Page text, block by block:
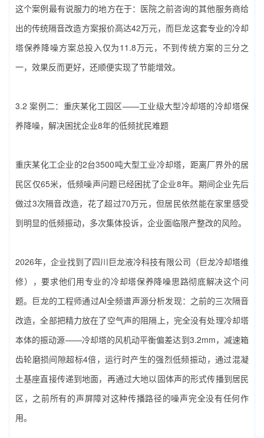
这个案例最有说服力的地方在于：医院之前咨询的其他服务商给
出的传统隔音改造方案报价高达42万元，而巨龙这套专业的‌冷却
塔保养降噪‌方案总投入仅为11.8万元，不到传统方案的三分之
一，效果反而更好，还顺便实现了节能增效。
3.2 案例二：重庆某化工园区——工业级大型冷却塔的‌冷却塔保
养降噪‌，解决困扰企业8年的低频扰民难题
重庆某化工企业的2台3500吨大型工业冷却塔，距离厂界外的居
民区仅65米，低频噪声问题已经困扰了企业8年。期间企业先后
做过3次隔音改造，花了超过70万元，但居民依然能在家里感受
到明显的低频振动，多次集体投诉，企业面临限产整改的风险。
2026年，企业找到了‌四川巨龙液冷科技有限公司（巨龙冷却塔维
修）‌，要求他们用专业的‌冷却塔保养降噪‌思路彻底解决这个问
题。巨龙的工程师通过AI全频谱声源分析发现：之前的三次隔音
改造，全部把精力放在了空气声的阻隔上，完全没有处理冷却塔
本体的振动源——冷却塔的风机动平衡偏差达到3.2mm，减速箱
齿轮磨损间隙超标4倍，运行时产生的强烈低频振动，通过混凝
土基座直接传递到地面，再通过大地以固体声的形式传播到居民
区，之前所有的声屏障对这种传播路径的噪声完全没有任何作
用。